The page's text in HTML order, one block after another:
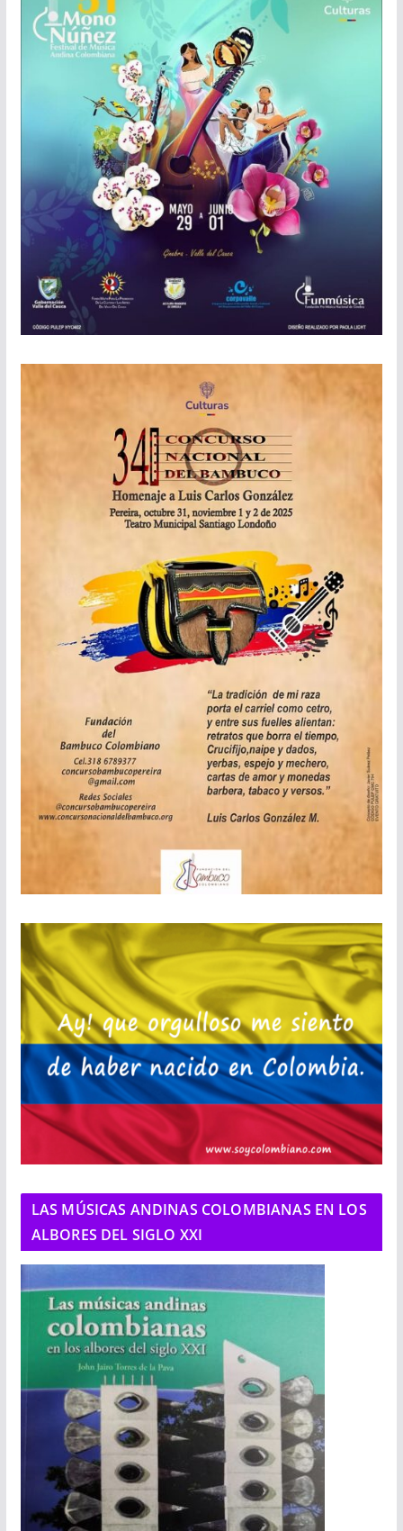
LAS MÚSICAS ANDINAS COLOMBIANAS EN LOS
ALBORES DEL SIGLO XXI